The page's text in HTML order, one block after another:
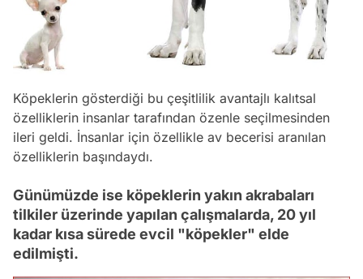
Köpeklerin gösterdiği bu çeşitlilik avantajlı kalıtsal
özelliklerin insanlar tarafından özenle seçilmesinden
ileri geldi. İnsanlar için özellikle av becerisi aranılan
özelliklerin başındaydı.
Günümüzde ise köpeklerin yakın akrabaları
tilkiler üzerinde yapılan çalışmalarda, 20 yıl
kadar kısa sürede evcil "köpekler" elde
edilmişti.